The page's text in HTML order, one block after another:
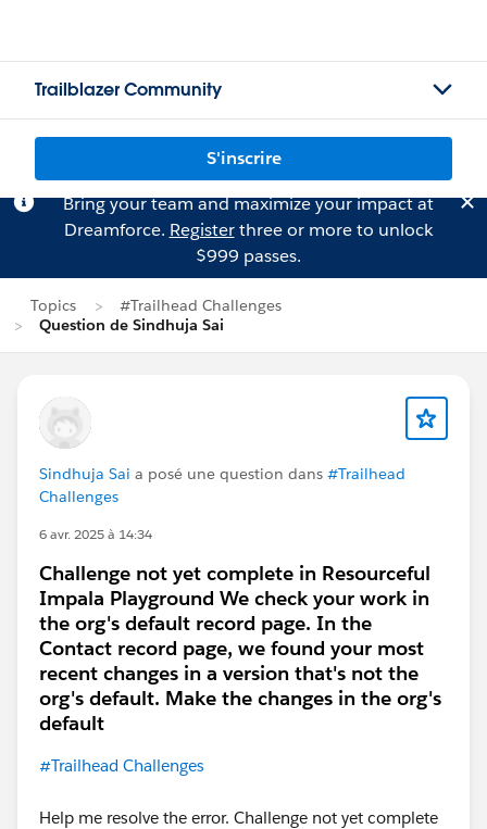
Trailblazer Community
S'inscrire
Bring your team and maximize your impact at
Dreamforce. Registerthree or more to unlock
$999 passes.
Topics
#Trailhead Challenges
Question de Sindhuja Sai
Sindhuja Sai a posé une question dans #Trailhead
Challenges
6 avr. 2025 à 14:34
Challenge not yet complete in Resourceful
Impala Playground We check your work in
the org's default record page. In the
Contact record page, we found your most
recent changes in a version that's not the
org's default. Make the changes in the org's
default
#Trailhead Challenges
Help me resolve the error. Challenge not yet complete